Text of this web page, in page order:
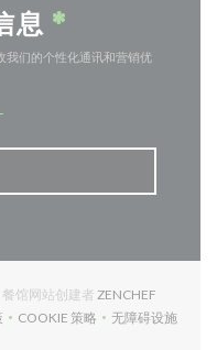
息 *
我们的个性化通讯和营销优
馆网站创建者 ZENCHEF((在新窗
口中打开))
COOKIE 策略
((在新窗口中打开))
无障碍设施
((在新窗口